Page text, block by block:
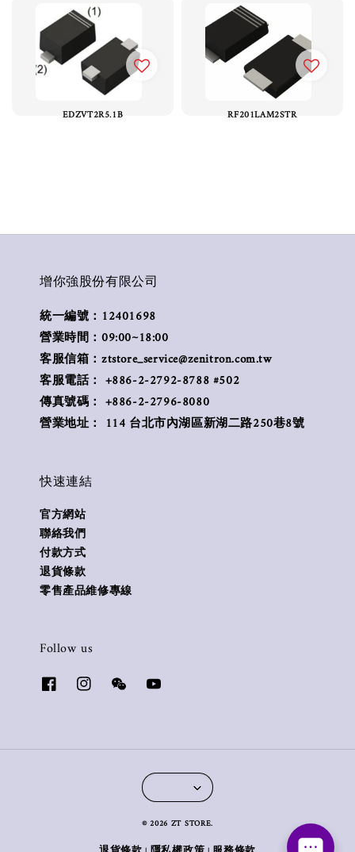
EDZVT2R5.1B RF201LAM2STR
增你強股份有限公司
統一編號：12401698
營業時間：09:00~18:00
客服信箱：ztstore_service@zenitron.com.tw
客服電話： +886-2-2792-8788 #502
傳真號碼： +886-2-2796-8080
營業地址： 114 台北市內湖區新湖二路250巷8號
快速連結
官方網站
聯絡我們
付款方式
退貨條款
零售產品維修專線
Follow us
© 2026 ZT STORE.